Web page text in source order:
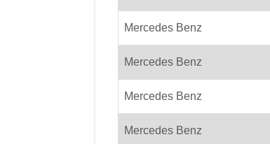
Mercedes Benz
Mercedes Benz
Mercedes Benz
Mercedes Benz